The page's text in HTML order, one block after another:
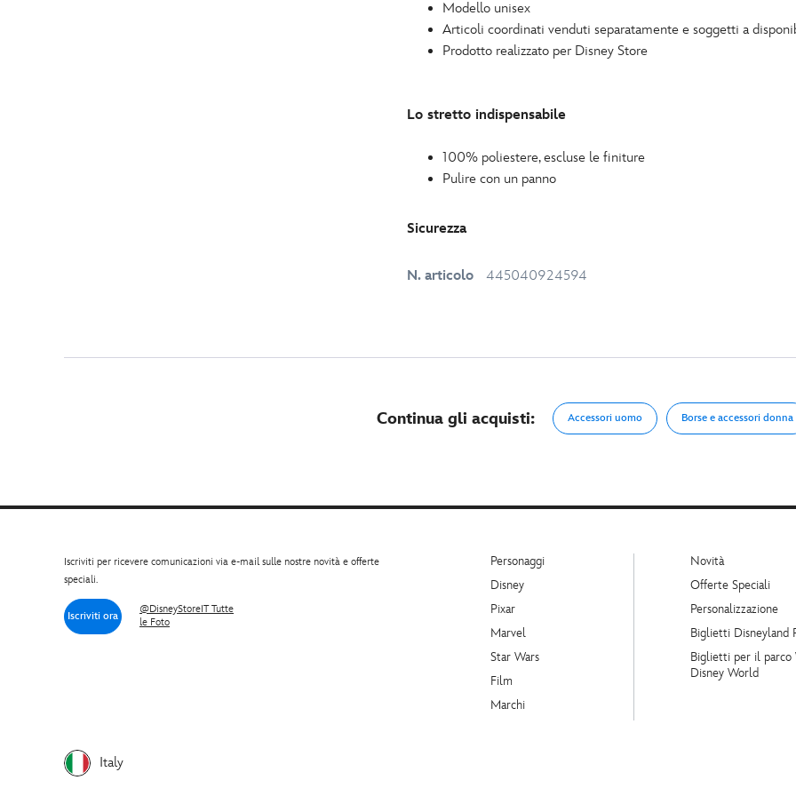
Modello unisex
Articoli coordinati venduti separatamente e soggetti a
Prodotto realizzato per Disney Store
Lo stretto indispensabile
100% poliestere, escluse le finiture
Pulire con un panno
Sicurezza
N. articolo 445040924594
Continua gli acquisti: Accessori uomo Borse e accessori donna
Iscriviti per ricevere comunicazioni via e-mail sulle nostre novità e offerte
speciali.
Iscriviti ora
@DisneyStoreIT Tutte
le Foto
Italy
Personaggi
Disney
Pixar
Marvel
Star Wars
Film
Marchi
Novità
Offerte Speciali
Personalizzazione
Biglietti Disneyland
Biglietti per il parco
Disney World